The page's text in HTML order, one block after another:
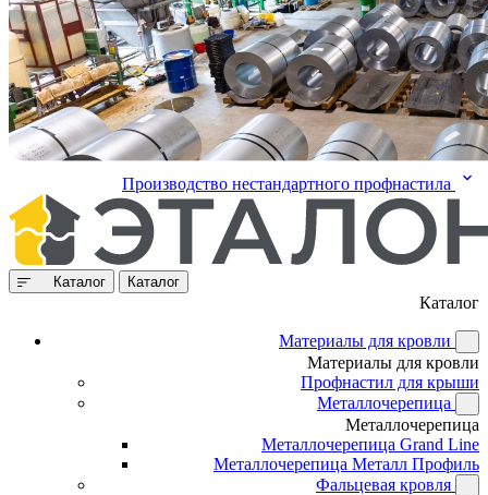
Производство нестандартного профнастила
Каталог Каталог
Каталог
Материалы для кровли
Материалы для кровли
Профнастил для крыши
Металлочерепица
Металлочерепица
Металлочерепица Grand Line
Металлочерепица Металл Профиль
Фальцевая кровля